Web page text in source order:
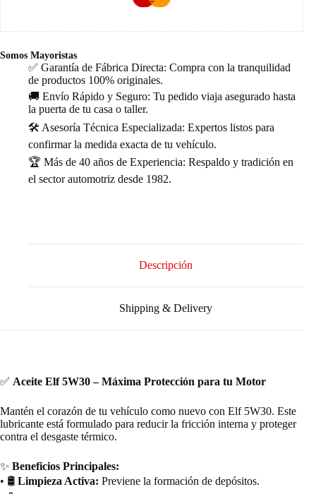
Somos Mayoristas
✅ Garantía de Fábrica Directa: Compra con la tranquilidad
de productos 100% originales.
🚚 Envío Rápido y Seguro: Tu pedido viaja asegurado hasta
la puerta de tu casa o taller.
🛠️ Asesoría Técnica Especializada: Expertos listos para
confirmar la medida exacta de tu vehículo.
🏆 Más de 40 años de Experiencia: Respaldo y tradición en
el sector automotriz desde 1982.
Descripción
Shipping & Delivery
✅ Aceite Elf 5W30 – Máxima Protección para tu Motor
Mantén el corazón de tu vehículo como nuevo con Elf 5W30. Este
lubricante está formulado para reducir la fricción interna y proteger
contra el desgaste térmico.
✨ Beneficios Principales:
• 🛢️ Limpieza Activa: Previene la formación de depósitos.